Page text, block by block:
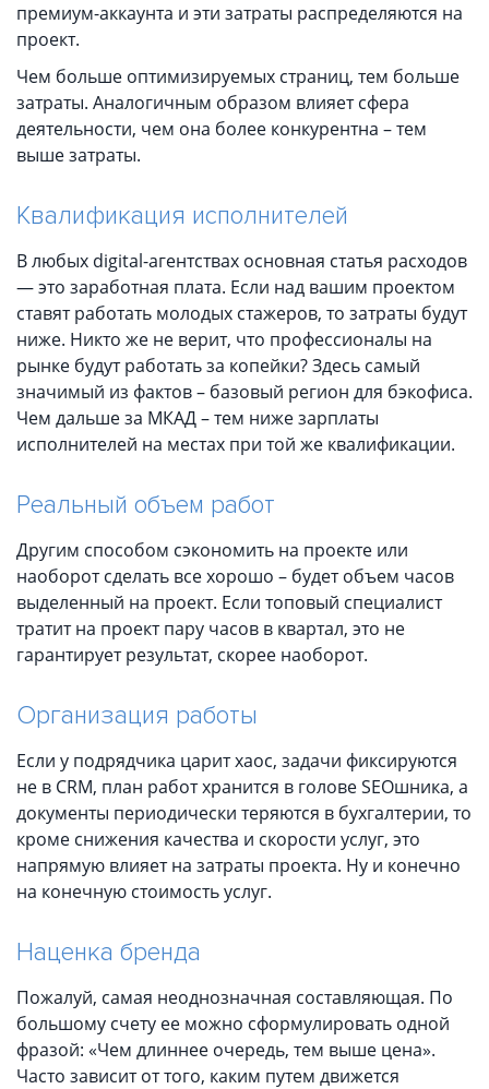
премиум-аккаунта и эти затраты распределяются на
проект.
Чем больше оптимизируемых страниц, тем больше
затраты. Аналогичным образом влияет сфера
деятельности, чем она более конкурентна – тем
выше затраты.
Квалификация исполнителей
В любых digital-агентствах основная статья расходов
— это заработная плата. Если над вашим проектом
ставят работать молодых стажеров, то затраты будут
ниже. Никто же не верит, что профессионалы на
рынке будут работать за копейки? Здесь самый
значимый из фактов – базовый регион для бэкофиса.
Чем дальше за МКАД – тем ниже зарплаты
исполнителей на местах при той же квалификации.
Реальный объем работ
Другим способом сэкономить на проекте или
наоборот сделать все хорошо – будет объем часов
выделенный на проект. Если топовый специалист
тратит на проект пару часов в квартал, это не
гарантирует результат, скорее наоборот.
Организация работы
Если у подрядчика царит хаос, задачи фиксируются
не в CRM, план работ хранится в голове SEOшника, а
документы периодически теряются в бухгалтерии, то
кроме снижения качества и скорости услуг, это
напрямую влияет на затраты проекта. Ну и конечно
на конечную стоимость услуг.
Наценка бренда
Пожалуй, самая неоднозначная составляющая. По
большому счету ее можно сформулировать одной
фразой: «Чем длиннее очередь, тем выше цена».
Часто зависит от того, каким путем движется